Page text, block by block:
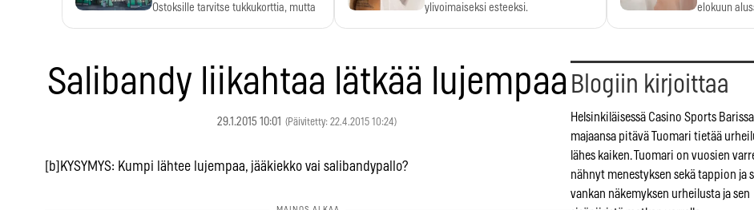
Ostoksille tarvitse tukkukorttia, mutta
ylivoimaiseksi esteeksi.
elokuun
Salibandy liikahtaa lätkää lujempaa
29.1.2015 10:01 (Päivitetty: 22.4.2015 10:24)
[b]KYSYMYS: Kumpi lähtee lujempaa, jääkiekko vai salibandypallo?
Blogiin kirjoittaa
Helsinkiläisessä Casino Sports Barissa
majaansa pitävä Tuomari tietää
lähes kaiken. Tuomari on vuosien
nähnyt menestyksen sekä tappion ja
vankan näkemyksen urheilusta ja sen